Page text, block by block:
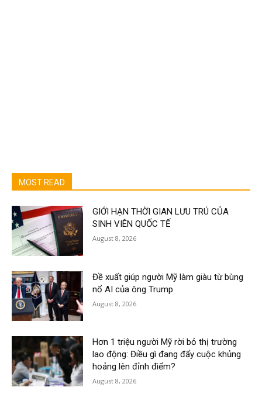
MOST READ
GIỚI HẠN THỜI GIAN LƯU TRÚ CỦA
SINH VIÊN QUỐC TẾ
August 8, 2026
Đề xuất giúp người Mỹ làm giàu từ bùng
nổ AI của ông Trump
August 8, 2026
Hơn 1 triệu người Mỹ rời bỏ thị trường
lao động: Điều gì đang đẩy cuộc khủng
hoảng lên đỉnh điểm?
August 8, 2026